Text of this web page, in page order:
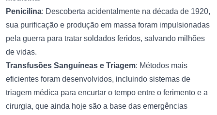
Penicilina: Descoberta acidentalmente na década de 1920,
sua purificação e produção em massa foram impulsionadas
pela guerra para tratar soldados feridos, salvando milhões
de vidas.
Transfusões Sanguíneas e Triagem: Métodos mais
eficientes foram desenvolvidos, incluindo sistemas de
triagem médica para encurtar o tempo entre o ferimento e a
cirurgia, que ainda hoje são a base das emergências